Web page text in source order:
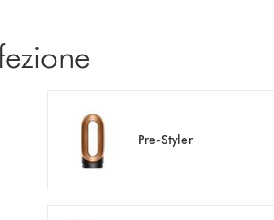
Pre-Styler